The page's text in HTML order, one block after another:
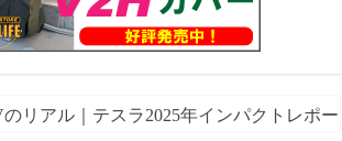
リアル｜テスラ2025年インパクトレポ
をフル活用！ 始め方・アカウント連携